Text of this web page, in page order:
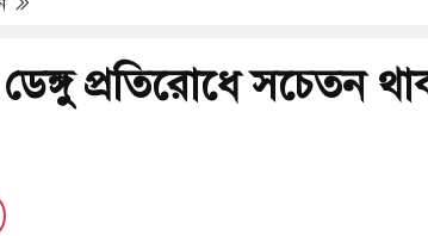
ব্ল্যাকআউটের কঠোর হুঁশিয়ারি ইরানের
দক্ষিণ কোরিয়ার বন্দি ২৫ শতাংশ বেড়েছে
জুমার বয়ান ও নামাজ পড়াবেন দেওবন্দের মুহতামিম
আবেদন, বরগুনার এসআইয়ের বিরুদ্ধে ব্যবস্থা নেওয়া
সৌদির বিনিয়োগের আহবান প্রধানমন্ত্রীর
প্রতিরোধে সচেতন